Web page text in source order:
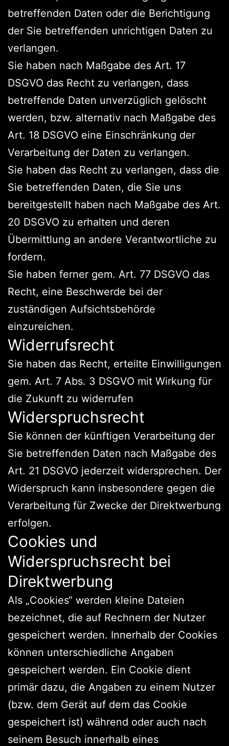
betreffenden Daten oder die Berichtigung
der Sie betreffenden unrichtigen Daten zu
verlangen.
Sie haben nach Maßgabe des Art. 17
DSGVO das Recht zu verlangen, dass
betreffende Daten unverzüglich gelöscht
werden, bzw. alternativ nach Maßgabe des
Art. 18 DSGVO eine Einschränkung der
Verarbeitung der Daten zu verlangen.
Sie haben das Recht zu verlangen, dass die
Sie betreffenden Daten, die Sie uns
bereitgestellt haben nach Maßgabe des Art.
20 DSGVO zu erhalten und deren
Übermittlung an andere Verantwortliche zu
fordern.
Sie haben ferner gem. Art. 77 DSGVO das
Recht, eine Beschwerde bei der
zuständigen Aufsichtsbehörde
einzureichen.
Widerrufsrecht
Sie haben das Recht, erteilte Einwilligungen
gem. Art. 7 Abs. 3 DSGVO mit Wirkung für
die Zukunft zu widerrufen
Widerspruchsrecht
Sie können der künftigen Verarbeitung der
Sie betreffenden Daten nach Maßgabe des
Art. 21 DSGVO jederzeit widersprechen. Der
Widerspruch kann insbesondere gegen die
Verarbeitung für Zwecke der Direktwerbung
erfolgen.
Cookies und
Widerspruchsrecht bei
Direktwerbung
Als „Cookies“ werden kleine Dateien
bezeichnet, die auf Rechnern der Nutzer
gespeichert werden. Innerhalb der Cookies
können unterschiedliche Angaben
gespeichert werden. Ein Cookie dient
primär dazu, die Angaben zu einem Nutzer
(bzw. dem Gerät auf dem das Cookie
gespeichert ist) während oder auch nach
seinem Besuch innerhalb eines